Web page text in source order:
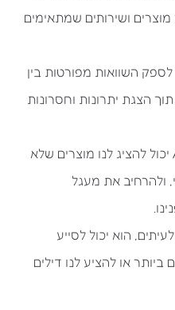
מוצרים ושירותים שמתאימים
לספק השוואות מפורטות בין
הצגת יתרונות וחסרונות
ה-AI יכול להציג לנו מוצרים שלא
ולהרחיב את מעגל
לעיתים, הוא יכול לסייע
או להציע לנו דילים